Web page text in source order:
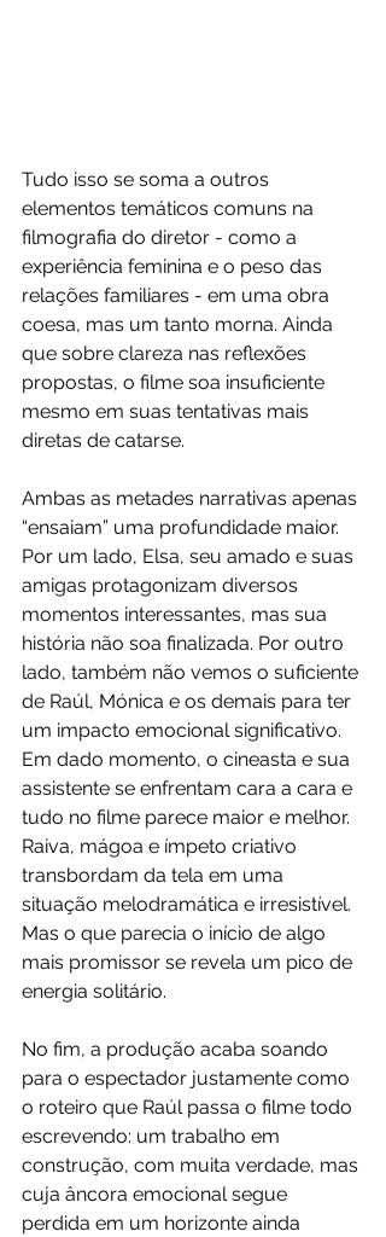
Tudo isso se soma a outros
elementos temáticos comuns na
filmografia do diretor - como a
experiência feminina e o peso das
relações familiares - em uma obra
coesa, mas um tanto morna. Ainda
que sobre clareza nas reflexões
propostas, o filme soa insuficiente
mesmo em suas tentativas mais
diretas de catarse.
Ambas as metades narrativas apenas
“ensaiam” uma profundidade maior.
Por um lado, Elsa, seu amado e suas
amigas protagonizam diversos
momentos interessantes, mas sua
história não soa finalizada. Por outro
lado, também não vemos o suficiente
de Raúl, Mónica e os demais para ter
um impacto emocional significativo.
Em dado momento, o cineasta e sua
assistente se enfrentam cara a cara e
tudo no filme parece maior e melhor.
Raiva, mágoa e ímpeto criativo
transbordam da tela em uma
situação melodramática e irresistível.
Mas o que parecia o início de algo
mais promissor se revela um pico de
energia solitário.
No fim, a produção acaba soando
para o espectador justamente como
o roteiro que Raúl passa o filme todo
escrevendo: um trabalho em
construção, com muita verdade, mas
cuja âncora emocional segue
perdida em um horizonte ainda